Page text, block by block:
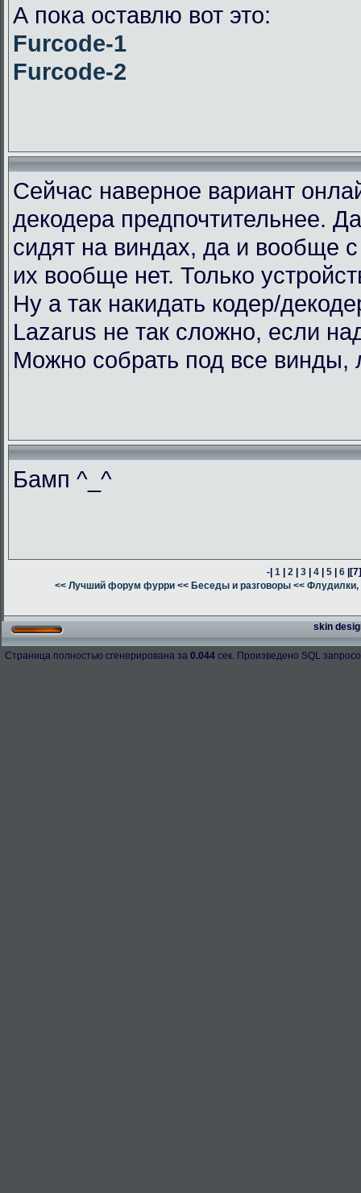
А пока оставлю вот это:
Furcode-1
Furcode-2
Сейчас наверное вариант
декодера предпочтительнее.
сидят на виндах, да и вообще с
их вообще нет. Только
Ну а так накидать кодер/
Lazarus не так сложно, если
Можно собрать под все винды,
Бамп ^_^
-|1 |2 |3 |4 |5 |6 |
<< Лучший форум фурри << Беседы и разговоры << Флудилки,
skin
Страница полностью сгенерирована за 0.044 сек. Произведено SQL